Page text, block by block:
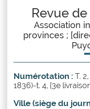
Revue
Association
provinces ;
Numérotation : T.
1836)-t. 4, [3e
Ville (siège du